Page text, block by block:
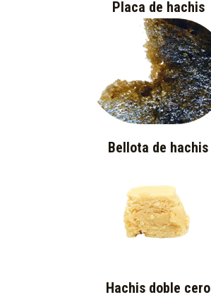
Placa de hachis
Bellota de hachis
Hachis doble cero